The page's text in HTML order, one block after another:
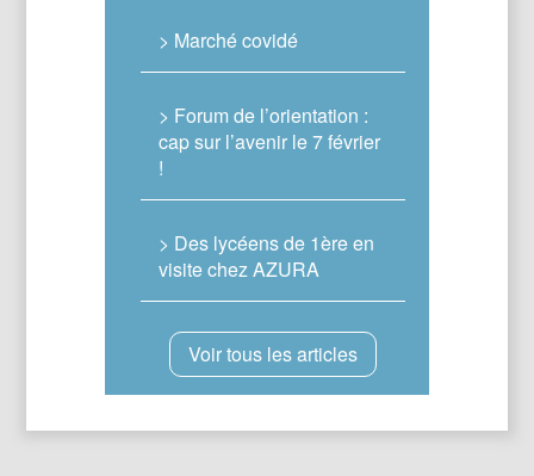
> Marché covidé
> Forum de l’orientation :
cap sur l’avenir le 7 février
!
> Des lycéens de 1ère en
visite chez AZURA
Voir tous les articles